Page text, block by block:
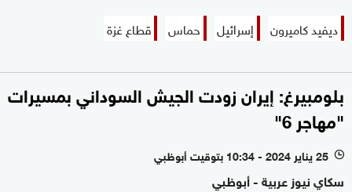
ديفيد كاميرون
إسرائيل حماس قطاع غزة
بلومبيرغ: إيران زودت الجيش السوداني بمسيرات
"مهاجر 6"
l 25 يناير 2024 - 10:34 بتوقيت أبوظبي
سكاي نيوز عربية - أبوظبي